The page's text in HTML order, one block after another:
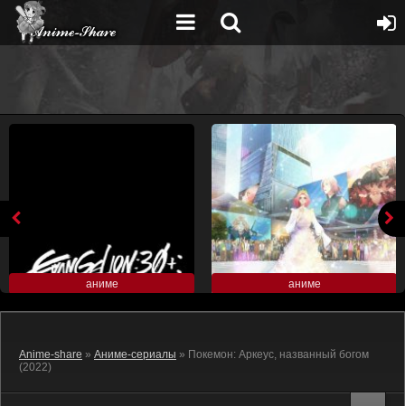
аниме аниме
Anime-share » Аниме-сериалы » Покемон: Аркеус, названный богом
(2022)